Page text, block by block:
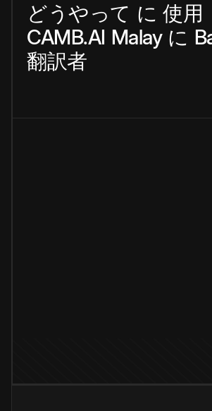
どうやって に 使用
CAMB.AI Malay に
翻訳者